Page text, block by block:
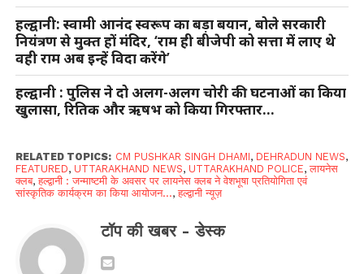
हल्द्वानी: स्वामी आनंद स्वरूप का बड़ा बयान, बोले सरकारी
नियंत्रण से मुक्त हों मंदिर, ‘राम ही बीजेपी को सत्ता में लाए थे
वही राम अब इन्हें विदा करेंगे’
हल्द्वानी : पुलिस ने दो अलग-अलग चोरी की घटनाओं का किया
खुलासा, रितिक और ऋषभ को किया गिरफ्तार…
RELATED TOPICS: CM PUSHKAR SINGH DHAMI, DEHRADUN NEWS,
FEATURED, UTTARAKHAND NEWS, UTTARAKHAND POLICE,लायनेस
क्लब,हल्द्वानी : जन्माष्टमी के अवसर पर लायनेस क्लब ने वेशभूषा प्रतियोगिता एवं
सांस्कृतिक कार्यक्रम का किया आयोजन...,हल्द्वानी न्यूज़
टॉप की खबर - डेस्क